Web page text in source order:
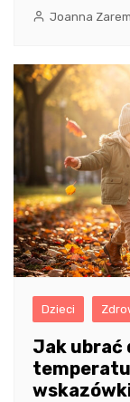
Joanna
Dzieci
Jak ubrać